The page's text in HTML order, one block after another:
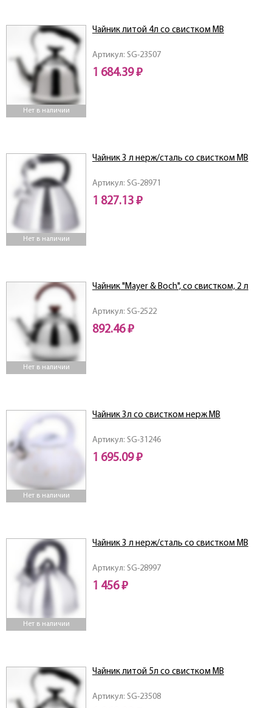
Нет в наличии
Артикул: SG-23507
Чайник литой 4л со свистком МВ
1 684.39 ₽
Нет в наличии
Артикул: SG-28971
Чайник 3 л нерж/сталь со свистком MB
1 827.13 ₽
Нет в наличии
Артикул: SG-2522
Чайник "Mayer & Boch", со свистком, 2 л
892.46 ₽
Нет в наличии
Артикул: SG-31246
Чайник 3л со свистком нерж MB
1 695.09 ₽
Нет в наличии
Артикул: SG-28997
Чайник 3 л нерж/сталь со свистком MB
1 456 ₽
Артикул: SG-23508
Чайник литой 5л со свистком МВ